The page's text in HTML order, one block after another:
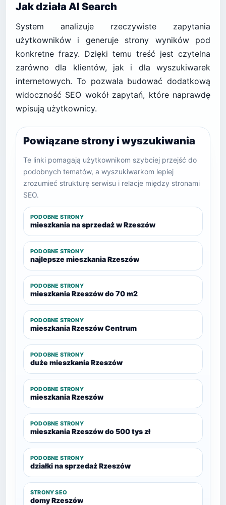
Jak działa AI Search
System analizuje rzeczywiste zapytania
użytkowników i generuje strony wyników pod
konkretne frazy. Dzięki temu treść jest czytelna
zarówno dla klientów, jak i dla wyszukiwarek
internetowych. To pozwala budować dodatkową
widoczność SEO wokół zapytań, które naprawdę
wpisują użytkownicy.
Powiązane strony i wyszukiwania
Te linki pomagają użytkownikom szybciej przejść do
podobnych tematów, a wyszukiwarkom lepiej
zrozumieć strukturę serwisu i relacje między stronami
SEO.
PODOBNE STRONY
mieszkania na sprzedaż w Rzeszów
PODOBNE STRONY
najlepsze mieszkania Rzeszów
PODOBNE STRONY
mieszkania Rzeszów do 70 m2
PODOBNE STRONY
mieszkania Rzeszów Centrum
PODOBNE STRONY
duże mieszkania Rzeszów
PODOBNE STRONY
mieszkania Rzeszów
PODOBNE STRONY
mieszkania Rzeszów do 500 tys zł
PODOBNE STRONY
działki na sprzedaż Rzeszów
STRONY SEO
domy Rzeszów